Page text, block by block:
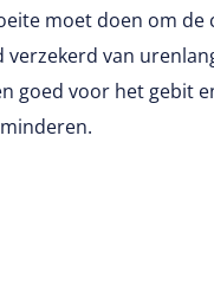
moet doen om de
van
goed voor het gebit